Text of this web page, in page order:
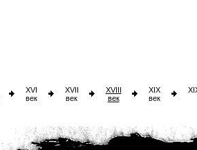
XVI
век
XVII
век
XVIII
век
XIX
век